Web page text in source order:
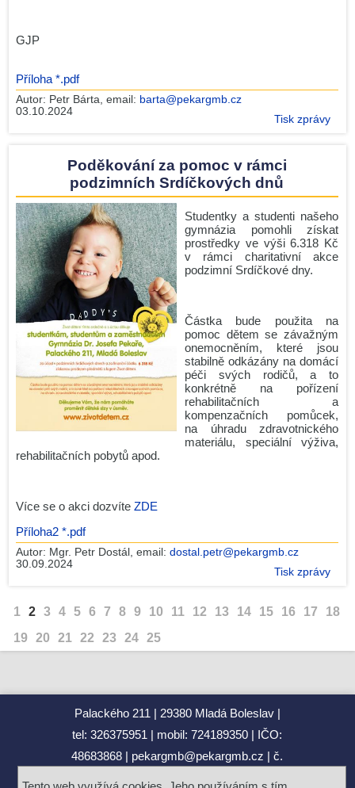
GJP
Příloha *.pdf
Autor: Petr Bárta , email: barta@pekargmb.cz
03.10.2024
Tisk zprávy
Poděkování za pomoc v rámci
podzimních Srdíčkových dnů
Studentky a studenti našeho
gymnázia pomohli získat
prostředky ve výši 6.318 Kč
v rámci charitativní akce
podzimní Srdíčkové dny.
Částka bude použita na
pomoc dětem se závažným
onemocněním, které jsou
stabilně odkázány na domácí
péči svých rodičů, a to
konkrétně na pořízení
rehabilitačních a
kompenzačních pomůcek,
na úhradu zdravotnického
materiálu, speciální výživa,
rehabilitačních pobytů apod.
Více se o akci dozvíte ZDE
Příloha2 *.pdf
Autor: Mgr. Petr Dostál, email: dostal.petr@pekargmb.cz
30.09.2024
Tisk zprávy
1 2 3 4 5 6 7 8 9 10 11 12 13 14 15 16 17
18
19 20 21 22 23 24 25
Palackého 211
29380 Mladá Boleslav
tel: 326375951
mobil: 724189350
IČO:
48683868
pekargmb@pekargmb.cz
č.